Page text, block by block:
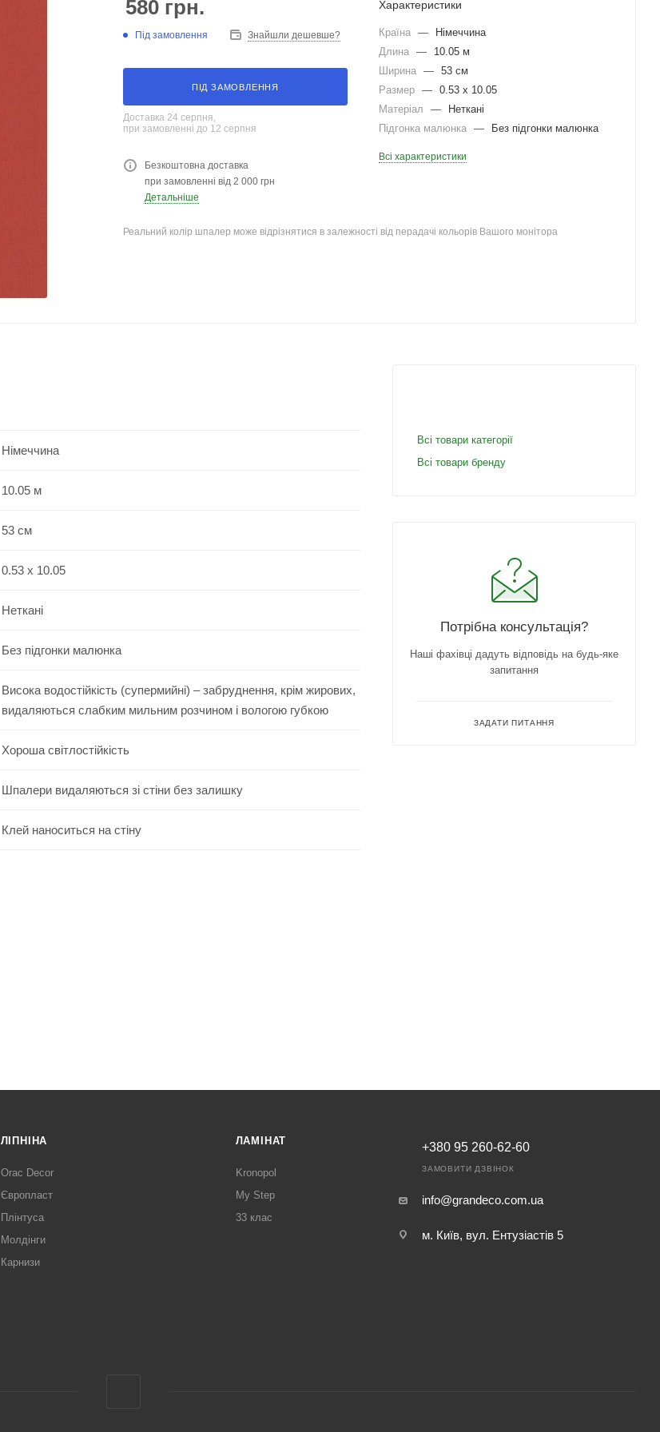
580 грн.
Під замовлення Знайшли дешевше?
ПІД ЗАМОВЛЕННЯ
Доставка 24 серпня,
при замовленні до 12 серпня
Безкоштовна доставка
при замовленні від 2 000 грн
Детальніше
Характеристики
Країна —
Німеччина
Длина —
10.05 м
Ширина — 53 см
Размер — 0.53 x 10.05
Матеріал
—
Неткані
Підгонка малюнка — Без підгонки малюнка
Всі характеристики
Реальний колір шпалер може відрізнятися в залежності від перадачі кольорів Вашого монітора
Німеччина
10.05 м
53 см
0.53 x 10.05
Неткані
Без підгонки малюнка
Висока водостійкість (супермийні) – забруднення, крім жирових,
видаляються слабким мильним розчином і вологою губкою
Хороша світлостійкість
Шпалери видаляються зі стіни без залишку
Клей наноситься на стіну
Всі товари категорії
Всі товари бренду
Потрібна консультація?
Наші фахівці дадуть відповідь на будь-яке
запитання
ЗАДАТИ ПИТАННЯ
ЛІПНІНА
Orac Decor
Європласт
Плінтуса
Молдінги
Карнизи
ЛАМІНАТ
Kronopol
My Step
33 клас
+380 95 260-62-60
ЗАМОВИТИ ДЗВІНОК
info@grandeco.com.ua
м. Київ, вул. Ентузіастів 5